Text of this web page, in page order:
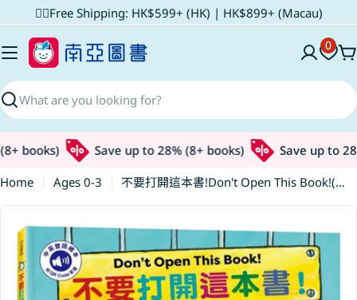
to
content
✌🏼Free Shipping: HK$599+ (HK) | HK$899+ (Macau)
Search
0
books) Save up to 28% (8+ books)
Save up to 28%
Home
Ages 0-3
不要打開這本書!Don't Open This Book!(附中英雙語QR Code音檔)
Skip
product
information